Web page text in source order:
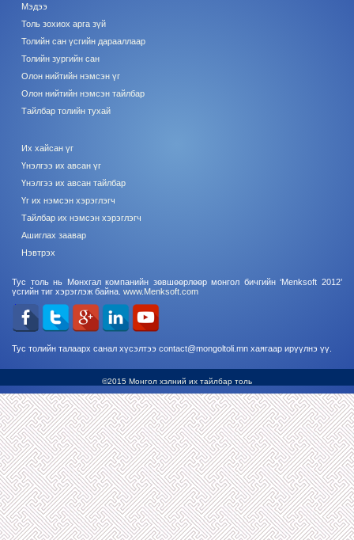
Мэдээ
Толь зохиох арга зүй
Толийн сан үсгийн дарааллаар
Толийн зургийн сан
Олон нийтийн нэмсэн үг
Олон нийтийн нэмсэн тайлбар
Тайлбар толийн тухай
Их хайсан үг
Үнэлгээ их авсан үг
Үнэлгээ их авсан тайлбар
Үг их нэмсэн хэрэглэгч
Тайлбар их нэмсэн хэрэглэгч
Ашиглах заавар
Нэвтрэх
Тус толь нь Мөнхгал компанийн зөвшөөрлөөр монгол бичгийн ‘Menksoft 2012’
үсгийн тиг хэрэглэж байна. www.Menksoft.com
Тус толийн талаарх санал хүсэлтээ contact@mongoltoli.mn хаягаар ирүүлнэ үү.
©2015 Монгол хэлний их тайлбар толь